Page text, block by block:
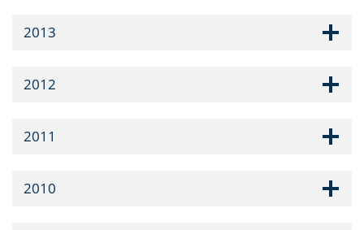
2013
2012
2011
2010